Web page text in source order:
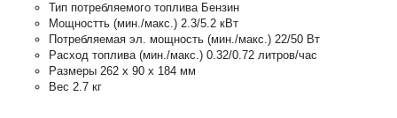
Тип потребляемого топлива Бензин
Мощностть (мин./макс.) 2.3/5.2 кВт
Потребляемая эл. мощность (мин./макс.) 22/50 Вт
Расход топлива (мин./макс.) 0.32/0.72 литров/час
Размеры 262 х 90 х 184 мм
Вес 2.7 кг